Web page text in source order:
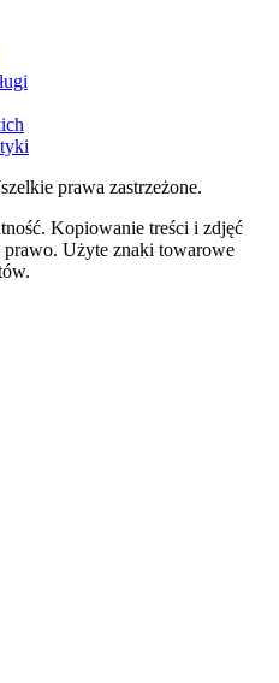
prawa zastrzeżone.
Kopiowanie treści i zdjęć
prawo. Użyte znaki towarowe